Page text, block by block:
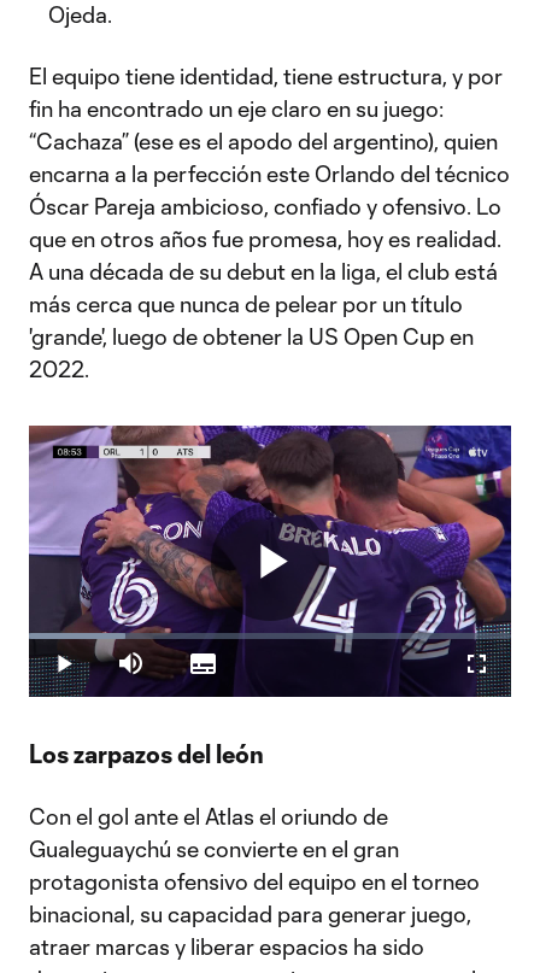
Ojeda.
El equipo tiene identidad, tiene estructura, y por
fin ha encontrado un eje claro en su juego:
“Cachaza” (ese es el apodo del argentino), quien
encarna a la perfección este Orlando del técnico
Óscar Pareja ambicioso, confiado y ofensivo. Lo
que en otros años fue promesa, hoy es realidad.
A una década de su debut en la liga, el club está
más cerca que nunca de pelear por un título
'grande', luego de obtener la US Open Cup en
2022.
Play
Play Mute
Loaded:
19.88%
Subtitles
Los zarpazos del león
Con el gol ante el Atlas el oriundo de
Gualeguaychú se convierte en el gran
protagonista ofensivo del equipo en el torneo
binacional, su capacidad para generar juego,
atraer marcas y liberar espacios ha sido